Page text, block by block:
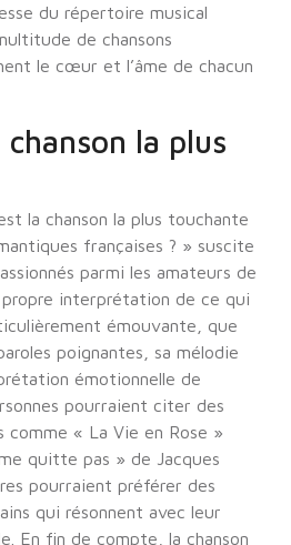
du répertoire musical
de chansons
le cœur et l’âme de chacun
la plus
la chanson la plus touchante
françaises ? » suscite
parmi les amateurs de
propre interprétation de ce qui
émouvante, que
poignantes, sa mélodie
émotionnelle de
pourraient citer des
comme « La Vie en Rose »
quitte pas » de Jacques
pourraient préférer des
qui résonnent avec leur
En fin de compte, la chanson